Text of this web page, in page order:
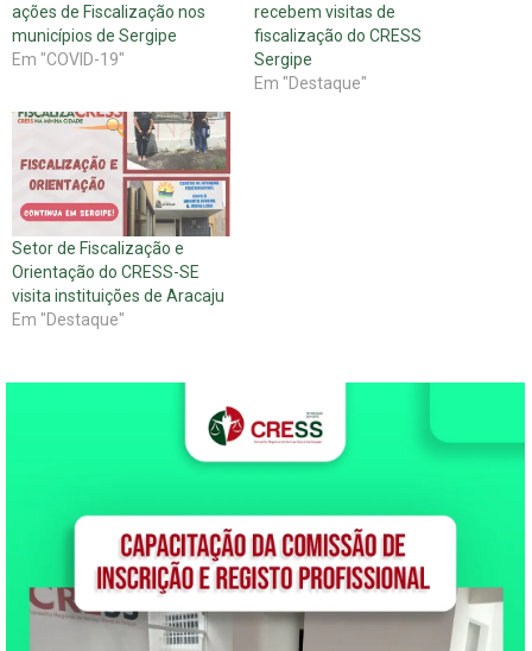
ações de Fiscalização nos
municípios de Sergipe
Em "COVID-19"
recebem visitas de
fiscalização do CRESS
Sergipe
Em "Destaque"
Setor de Fiscalização e
Orientação do CRESS-SE
visita instituições de Aracaju
Em "Destaque"